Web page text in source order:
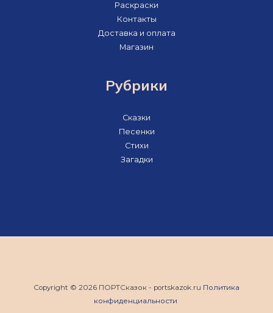
Раскраски
Контакты
Доставка и оплата
Магазин
Рубрики
Сказки
Песенки
Стихи
Загадки
Copyright © 2026 ПОРТСказок - portskazok.ru Политика
конфиденциальности